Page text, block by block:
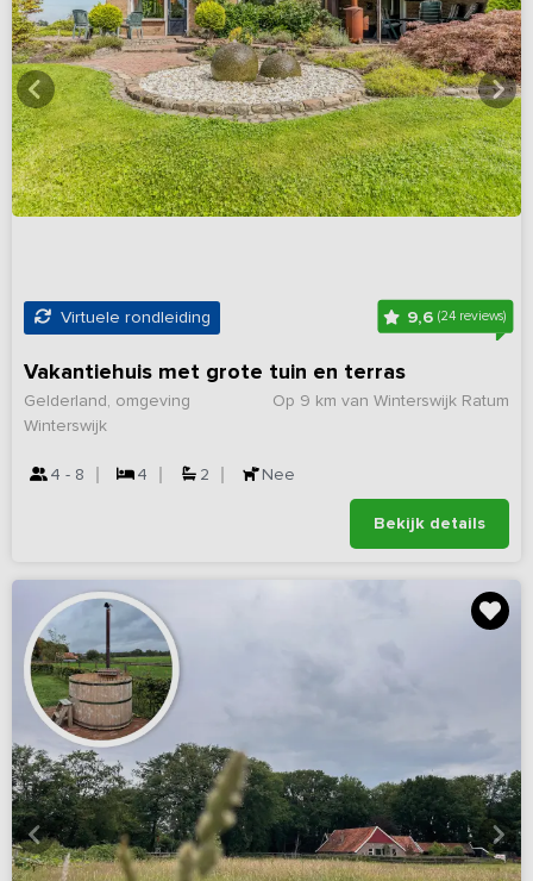
Virtuele rondleiding 9,6(24 reviews)
Vakantiehuis met grote tuin en terras
Op 9 km van Winterswijk Ratum
Gelderland, omgeving
Winterswijk
4 - 8 4 2 Nee
Bekijk details